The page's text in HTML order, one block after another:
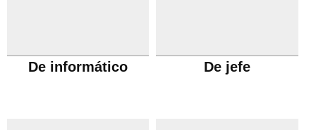
De informático De jefe